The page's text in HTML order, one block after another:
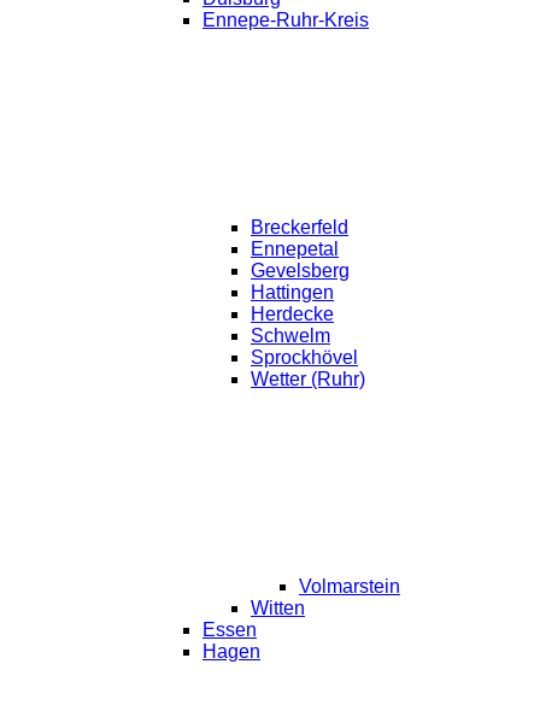
Ennepe-Ruhr-Kreis
Breckerfeld
Ennepetal
Gevelsberg
Hattingen
Herdecke
Schwelm
Sprockhövel
Wetter (Ruhr)
Volmarstein
Witten
Essen
Hagen